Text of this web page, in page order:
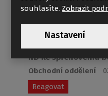
Miloslav Bešťák
ND ke sprchovému
Obchodní oddělení
Reagovat
souhlasíte.Zobrazit
Nastavení